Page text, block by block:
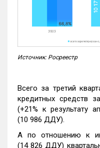
Источник: Росреестр
Всего за третий
кредитных средств
(+21% к результату
(10 986 ДДУ).
А по отношению к
(14 826 ДДУ)